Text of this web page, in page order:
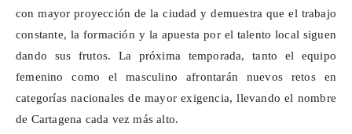
con mayor proyección de la ciudad y demuestra que el trabajo
constante, la formación y la apuesta por el talento local siguen
dando sus frutos. La próxima temporada, tanto el equipo
femenino como el masculino afrontarán nuevos retos en
categorías nacionales de mayor exigencia, llevando el nombre
de Cartagena cada vez más alto.